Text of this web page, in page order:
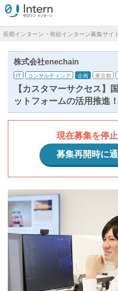
長期インターン・有給インターン募集サイ
株式会社enechain
IT コンサルティング 企画 東京都
【カスタマーサクセス】
ットフォームの活用推進！
現在募集を停
募集再開時に